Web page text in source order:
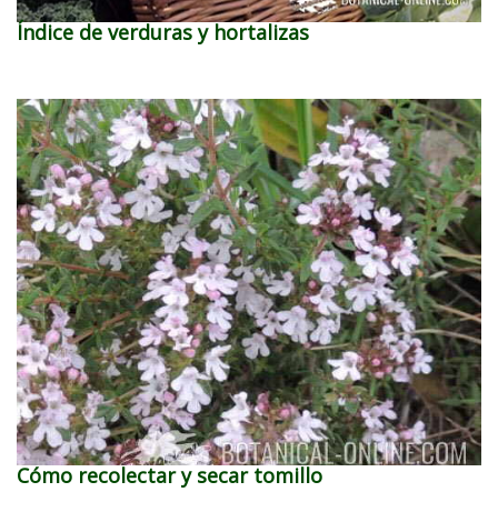
Índice de verduras y hortalizas
Cómo recolectar y secar tomillo